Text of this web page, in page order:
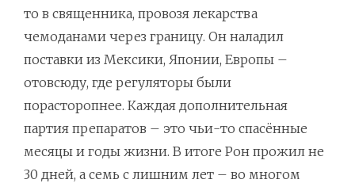
то в священника, провозя лекарства
чемоданами через границу. Он наладил
поставки из Мексики, Японии, Европы –
отовсюду, где регуляторы были
порасторопнее. Каждая дополнительная
партия препаратов – это чьи-то спасённые
месяцы и годы жизни. В итоге Рон прожил не
30 дней, а семь с лишним лет – во многом